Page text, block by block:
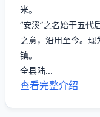
米。
“安溪”之名始于五代
之意，沿用至今。
镇。
全县陆...
查看完整介绍